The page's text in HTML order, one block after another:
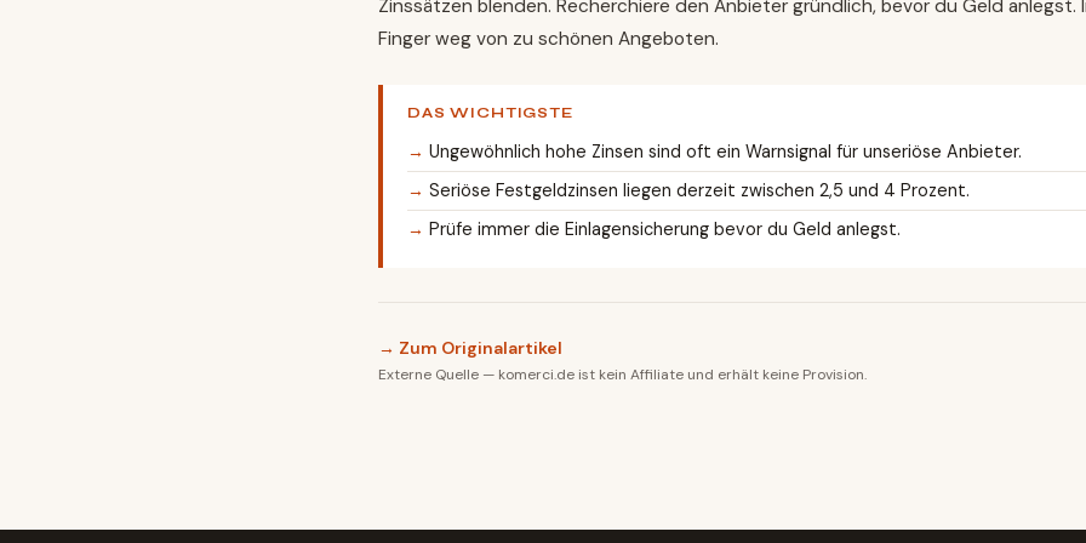
Zinssätzen blenden. Recherchiere den Anbieter gründlich, bevor du Geld anlegst.
Finger weg von zu schönen Angeboten.
DAS WICHTIGSTE
Ungewöhnlich hohe Zinsen sind oft ein Warnsignal für unseriöse Anbieter.
Seriöse Festgeldzinsen liegen derzeit zwischen 2,5 und 4 Prozent.
Prüfe immer die Einlagensicherung bevor du Geld anlegst.
→ Zum Originalartikel
Externe Quelle — komerci.de ist kein Affiliate und erhält keine Provision.